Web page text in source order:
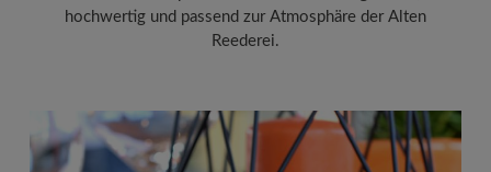
hochwertig und passend zur Atmosphäre der Alten
Reederei.